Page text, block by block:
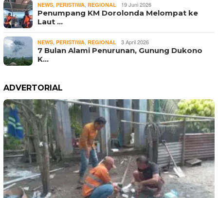
NEWS, PERISTIWA, REGIONAL 19 Juni 2026
Penumpang KM Dorolonda Melompat ke
Laut …
NEWS, PERISTIWA, REGIONAL 3 April 2026
7 Bulan Alami Penurunan, Gunung Dukono
K…
ADVERTORIAL